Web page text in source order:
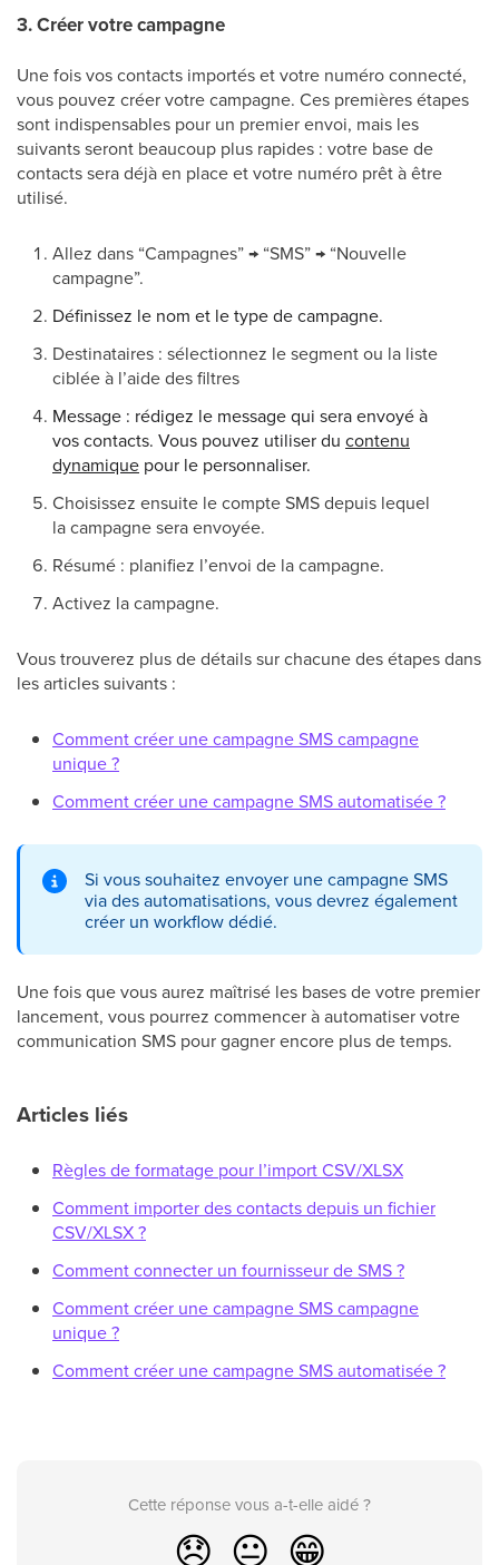
3. Créer votre campagne
Une fois vos contacts importés et votre numéro connecté,
vous pouvez créer votre campagne. Ces premières étapes
sont indispensables pour un premier envoi, mais les
suivants seront beaucoup plus rapides : votre base de
contacts sera déjà en place et votre numéro prêt à être
utilisé.
Allez dans “Campagnes” → “SMS” → “Nouvelle
campagne”.
Définissez le nom et le type de campagne.
Destinataires : sélectionnez le segment ou la liste
ciblée à l’aide des filtres
Message : rédigez le message qui sera envoyé à
vos contacts. Vous pouvez utiliser du contenu
dynamique pour le personnaliser.
Choisissez ensuite le compte SMS depuis lequel
la campagne sera envoyée.
Résumé : planifiez l’envoi de la campagne.
Activez la campagne.
Vous trouverez plus de détails sur chacune des étapes dans
les articles suivants :
Comment créer une campagne SMS campagne
unique ?
Comment créer une campagne SMS automatisée ?
Si vous souhaitez envoyer une campagne SMS
via des automatisations, vous devrez également
créer un workflow dédié.
Une fois que vous aurez maîtrisé les bases de votre premier
lancement, vous pourrez commencer à automatiser votre
communication SMS pour gagner encore plus de temps.
Articles liés
Règles de formatage pour l’import CSV/XLSX
Comment importer des contacts depuis un fichier
CSV/XLSX ?
Comment connecter un fournisseur de SMS ?
Comment créer une campagne SMS campagne
unique ?
Comment créer une campagne SMS automatisée ?
Cette réponse vous a-t-elle aidé ?
😞 😐 😁